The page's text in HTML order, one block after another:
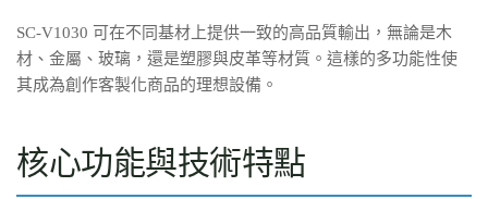
SC-V1030 可在不同基材上提供一致的高品質輸出，無論是木
材、金屬、玻璃，還是塑膠與皮革等材質。這樣的多功能性使
其成為創作客製化商品的理想設備。
核心功能與技術特點